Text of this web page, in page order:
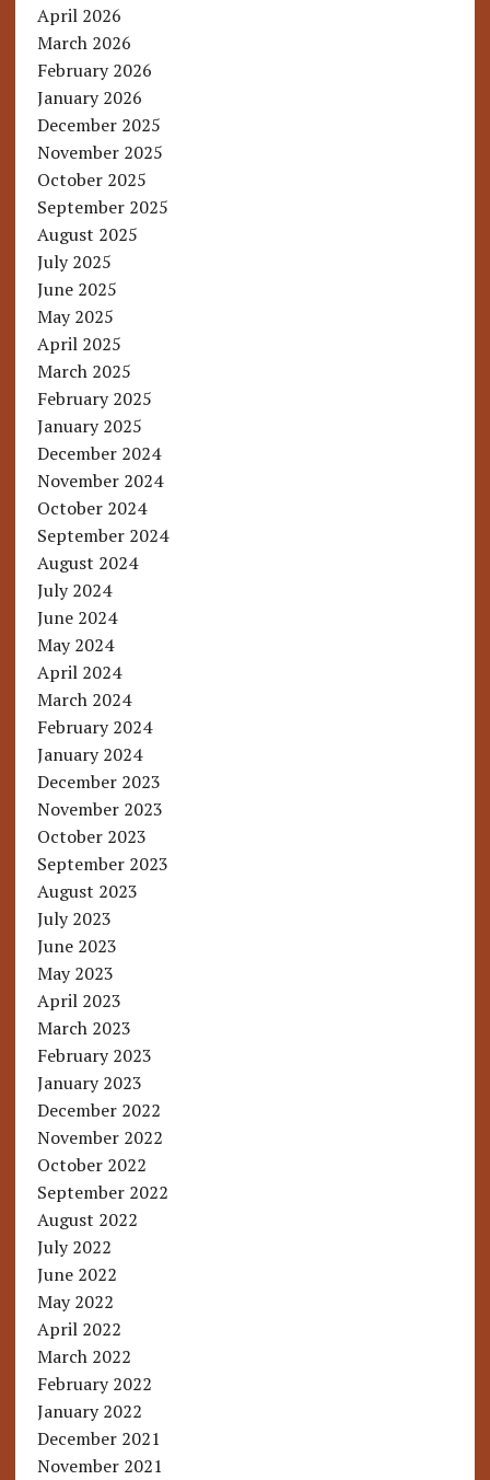
April 2026
March 2026
February 2026
January 2026
December 2025
November 2025
October 2025
September 2025
August 2025
July 2025
June 2025
May 2025
April 2025
March 2025
February 2025
January 2025
December 2024
November 2024
October 2024
September 2024
August 2024
July 2024
June 2024
May 2024
April 2024
March 2024
February 2024
January 2024
December 2023
November 2023
October 2023
September 2023
August 2023
July 2023
June 2023
May 2023
April 2023
March 2023
February 2023
January 2023
December 2022
November 2022
October 2022
September 2022
August 2022
July 2022
June 2022
May 2022
April 2022
March 2022
February 2022
January 2022
December 2021
November 2021